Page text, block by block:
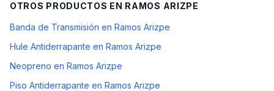
OTROS PRODUCTOS EN RAMOS ARIZPE
Banda de Transmisión en Ramos Arizpe
Hule Antiderrapante en Ramos Arizpe
Neopreno en Ramos Arizpe
Piso Antiderrapante en Ramos Arizpe